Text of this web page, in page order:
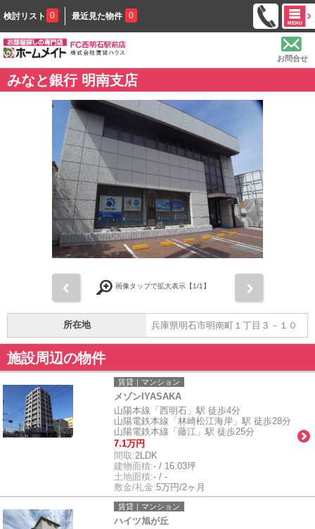
検討リスト 0 最近見た物件 0
お問合せ
みなと銀行 明南支店
画像タップで拡大表示【1/1】
所在地 兵庫県明石市明南町１丁目３－１０
施設周辺の物件
賃貸｜マンション
メゾンIYASAKA
山陽本線「西明石」駅 徒歩4分
山陽電鉄本線「林崎松江海岸」駅 徒歩28分
山陽電鉄本線「藤江」駅 徒歩25分
7.1万円
間取:2LDK
建物面積:- / 16.03坪
土地面積:- / -
敷金/礼金:5万円/2ヶ月
賃貸｜マンション
ハイツ旭が丘